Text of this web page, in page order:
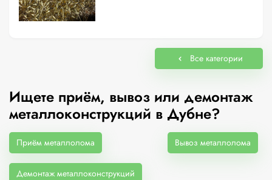
Все категории
Ищете приём, вывоз или демонтаж
металлоконструкций в Дубне?
Приём металлолома Вывоз металлолома
Демонтаж металлоконструкций